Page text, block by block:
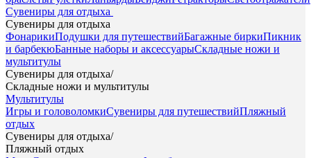
Сувениры для отдыха
Сувениры для отдыха
ФонарикиПодушки для путешествийБагажные биркиПикник
и барбекюБанные наборы и аксессуарыСкладные ножи и
мультитулы
Сувениры для отдыха/
Складные ножи и мультитулы
Мультитулы
Игры и головоломкиСувениры для путешествийПляжный
отдых
Сувениры для отдыха/
Пляжный отдых